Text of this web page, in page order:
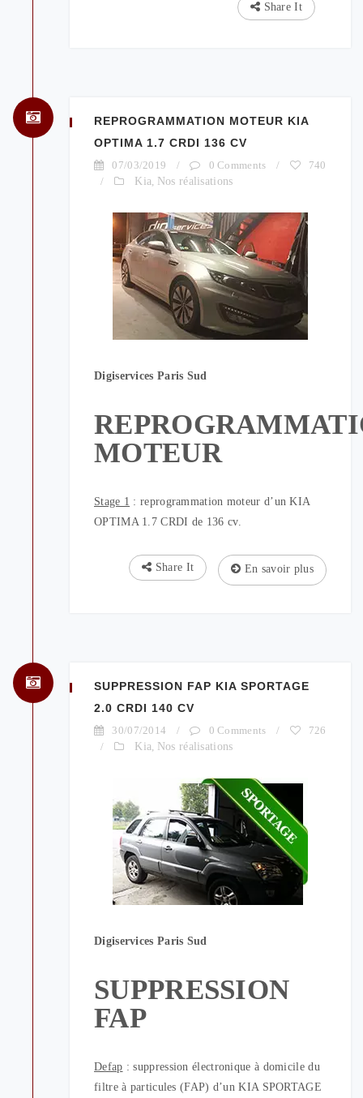
Share It
REPROGRAMMATION MOTEUR KIA
OPTIMA 1.7 CRDI 136 CV
07/03/2019 / 0 Comments /
740
/
Kia, Nos réalisations
Digiservices Paris Sud
MOTEUR
Stage 1 : reprogrammation moteur d’un KIA
OPTIMA 1.7 CRDI de 136 cv.
En savoir plus
Share It
SUPPRESSION FAP KIA SPORTAGE
2.0 CRDI 140 CV
30/07/2014 / 0 Comments /
726
/
Kia, Nos réalisations
Digiservices Paris Sud
SUPPRESSION
FAP
Defap : suppression électronique à domicile du
filtre à particules (FAP) d’un KIA SPORTAGE